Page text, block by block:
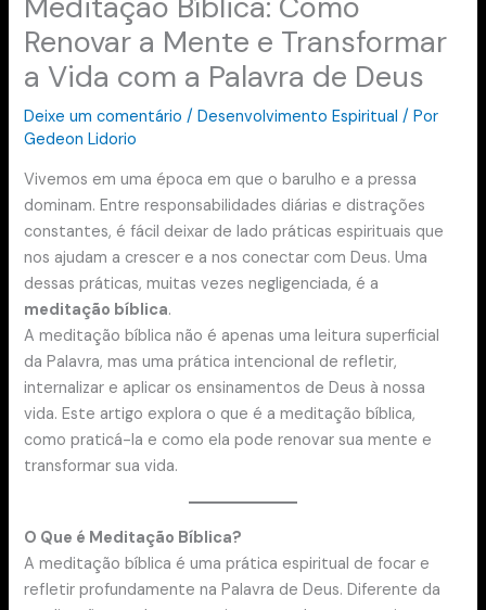
Renovar a Mente e Transformar
a Vida com a Palavra de Deus
Deixe um comentário /Desenvolvimento Espiritual / Por
Gedeon Lidorio
Vivemos em uma época em que o barulho e a pressa
dominam. Entre responsabilidades diárias e distrações
constantes, é fácil deixar de lado práticas espirituais que
nos ajudam a crescer e a nos conectar com Deus. Uma
dessas práticas, muitas vezes negligenciada, é a
meditação bíblica.
A meditação bíblica não é apenas uma leitura superficial
da Palavra, mas uma prática intencional de refletir,
internalizar e aplicar os ensinamentos de Deus à nossa
vida. Este artigo explora o que é a meditação bíblica,
como praticá-la e como ela pode renovar sua mente e
transformar sua vida.
O Que é Meditação Bíblica?
A meditação bíblica é uma prática espiritual de focar e
refletir profundamente na Palavra de Deus. Diferente da